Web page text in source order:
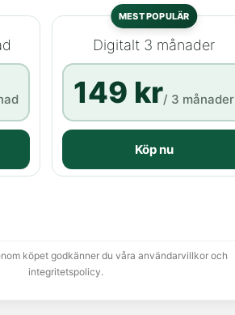
MEST POPULÄR
Digitalt 3 månader
149 kr/ 3 månader
Köp nu
köpet godkänner du våra användarvillkor och
integritetspolicy.